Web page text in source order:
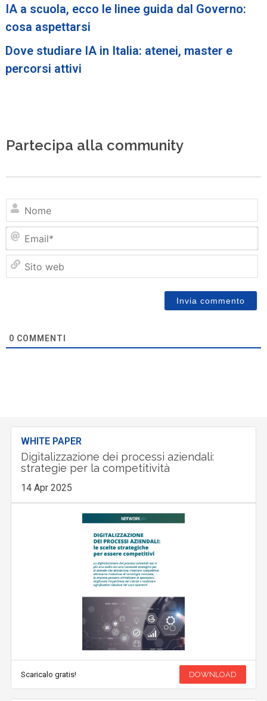
IA a scuola, ecco le linee guida dal Governo:
cosa aspettarsi
Dove studiare IA in Italia: atenei, master e
percorsi attivi
Partecipa alla community
0 COMMENTI
WHITE PAPER
Digitalizzazione dei processi aziendali:
strategie per la competitività
14 Apr 2025
Scaricalo gratis! DOWNLOAD